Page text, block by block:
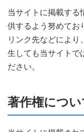
当サイトに掲載する
供するよう努めてお
リンク先などによ
生しても当サイトで
ださい。
著作権につい